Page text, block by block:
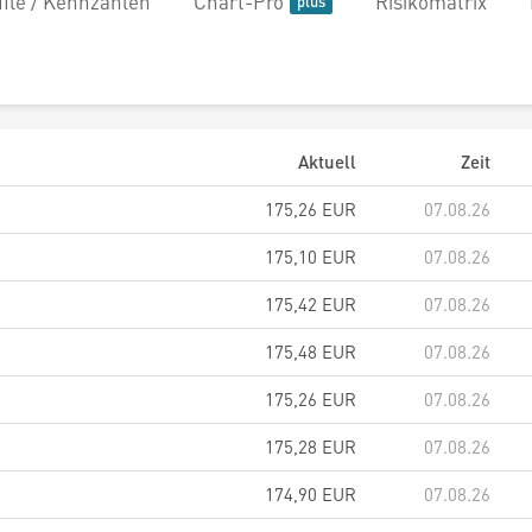
Aktuell
Zeit
175,26 EUR
07.08.26
175,10 EUR
07.08.26
175,42 EUR
07.08.26
175,48 EUR
07.08.26
175,26 EUR
07.08.26
175,28 EUR
07.08.26
174,90 EUR
07.08.26